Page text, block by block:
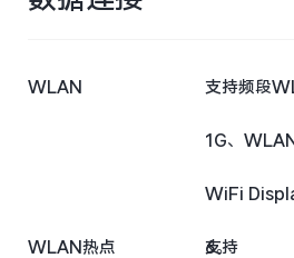
WLAN
WLAN热点
支持频段
1G、
WiFi
6。
支持